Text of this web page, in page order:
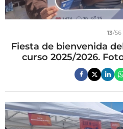
13/56
Fiesta de bienvenida
curso 2025/2026.